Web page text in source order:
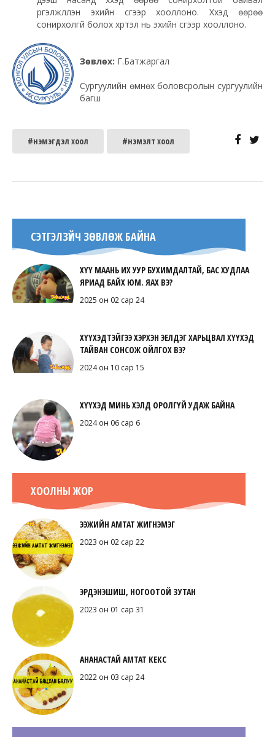
үргэлжлүүлэн эхийн сүүгээр хооллоно. Хүүхэд өөрөө
сонирхолгүй болох хүртэл нь эхийн сүүгээр хооллоно.
Зөвлөх: Г.Батжаргал
Сургуулийн өмнөх боловсролын сургуулийн
багш
#нэмэгдэл хоол #нэмэлт хоол
СЭТГЭЛЗҮЙЧ ЗӨВЛӨЖ БАЙНА
ХҮҮ МААНЬ ИХ УУР БУХИМДАЛТАЙ, БАС ХУДЛАА
ЯРИАД БАЙХ ЮМ. ЯАХ ВЭ?
2025 он 02 сар 24
ХҮҮХЭДТЭЙГЭЭ ХЭРХЭН ЭЕЛДЭГ ХАРЬЦВАЛ ХҮҮХЭД
ТАЙВАН СОНСОЖ ОЙЛГОХ ВЭ?
2024 он 10 сар 15
ХҮҮХЭД МИНЬ ХЭЛД ОРОЛГҮЙ УДАЖ БАЙНА
2024 он 06 сар 6
ХООЛНЫ ЖОР
ЭЭЖИЙН АМТАТ ЖИГНЭМЭГ
2023 он 02 сар 22
ЭРДЭНЭШИШ, НОГООТОЙ ЗУТАН
2023 он 01 сар 31
АНАНАСТАЙ АМТАТ КЕКС
2022 он 03 сар 24